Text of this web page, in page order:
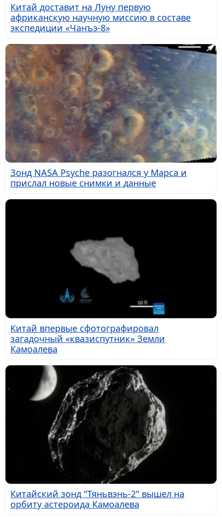
Китай доставит на Луну первую
африканскую научную миссию в составе
экспедиции «Чанъэ-8»
Зонд NASA Psyche разогнался у Марса и
прислал новые снимки и данные
Китай впервые сфотографировал
загадочный «квазиспутник» Земли
Камоалева
Китайский зонд "Тяньвэнь-2" вышел на
орбиту астероида Камоалева